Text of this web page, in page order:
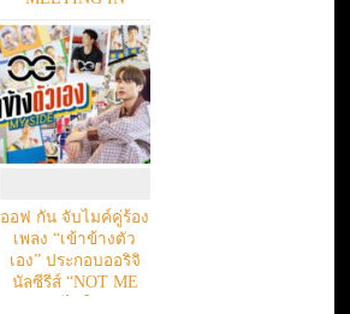
THAILAND
ออฟ กัน จับไมค์คู่ร้อง
เพลง “เข้าข้างตัว
เอง” ประกอบออริจิ
นัลซีรีส์ “NOT ME